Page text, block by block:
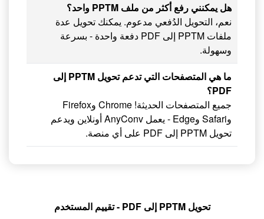
هل يمكنني رفع أكثر من ملف PPTM واحد؟
نعم، التحويل الدُفعي مدعوم. يمكنك تحويل عدة
ملفات PPTM إلى PDF دفعة واحدة - بسرعة
وسهولة.
ما هي المتصفحات التي تدعم تحويل PPTM إلى
PDF؟
جميع المتصفحات الحديثة! Chrome وFirefox
وSafari وEdge - يعمل AnyConv أونلاين ويدعم
تحويل PPTM إلى PDF على أي منصة.
تحويل PPTM إلى PDF - تقييم المستخدم